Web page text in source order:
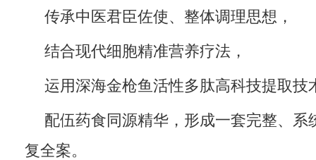
传承中医君臣佐使、整体调理思想，
结合现代细胞精准营养疗法，
运用深海金枪鱼活性多肽高科技提取技
配伍药食同源精华，形成一套完整、系
复全案。